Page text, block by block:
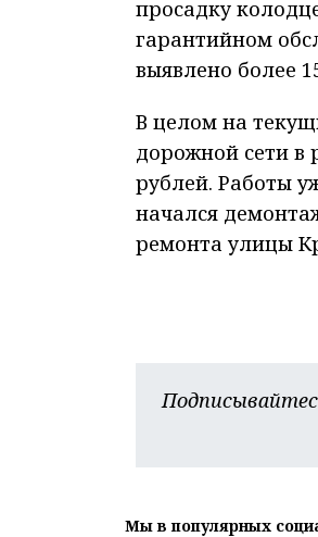
просадку
гарантийном
выявлено более
В целом на
дорожной сети в
рублей. Работы
начался
ремонта улицы
Мы в популярных